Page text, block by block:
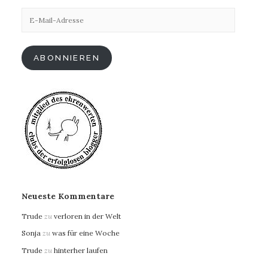
Mail-
ABONNIEREN
Neueste Kommentare
Trude zu verloren in der Welt
Sonja zu was für eine Woche
Trude zu hinterher laufen